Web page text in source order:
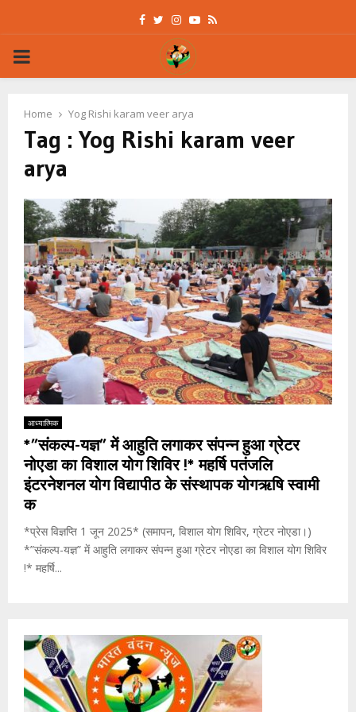
Facebook
Twitter
Instagram
Youtube
Rss
PRIMARY
Home Yog Rishi karam veer arya
Tag : Yog Rishi karam veer
arya
आध्यात्मिक
*”संकल्प-यज्ञ” में आहुति लगाकर संपन्न हुआ ग्रेटर
नोएडा का विशाल योग शिविर !* महर्षि पतंजलि
इंटरनेशनल योग विद्यापीठ के संस्थापक योगऋषि स्वामी
क
*प्रेस विज्ञप्ति 1 जून 2025* (समापन, विशाल योग शिविर, ग्रेटर नोएडा।)
*”संकल्प-यज्ञ” में आहुति लगाकर संपन्न हुआ ग्रेटर नोएडा का विशाल योग शिविर
!* महर्षि...